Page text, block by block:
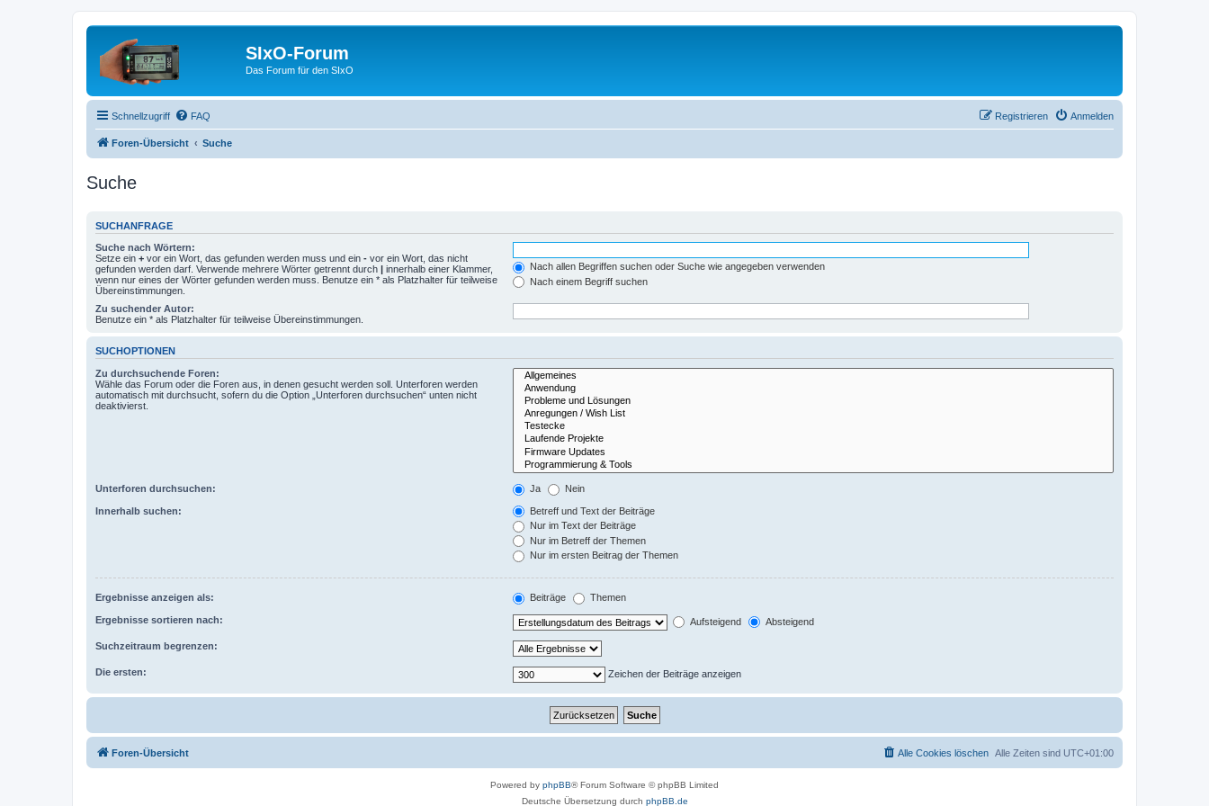
SIxO-Forum
Das Forum für den SIxO
Schnellzugriff FAQ Anmelden
Registrieren
Foren-Übersicht Suche
Suche
SUCHANFRAGE
Suche nach Wörtern:
Setze ein + vor ein Wort, das gefunden werden muss und ein - vor ein Wort, das nicht
gefunden werden darf. Verwende mehrere Wörter getrennt durch | innerhalb einer Klammer,
wenn nur eines der Wörter gefunden werden muss. Benutze ein * als Platzhalter für teilweise
Übereinstimmungen.
Nach allen Begriffen suchen oder Suche wie angegeben verwenden
Nach einem Begriff suchen
Zu suchender Autor:
Benutze ein * als Platzhalter für teilweise Übereinstimmungen.
SUCHOPTIONEN
Zu durchsuchende Foren:
Wähle das Forum oder die Foren aus, in denen gesucht werden soll. Unterforen werden
automatisch mit durchsucht, sofern du die Option „Unterforen durchsuchen“ unten nicht
deaktivierst.
Unterforen durchsuchen: Ja Nein
Innerhalb suchen:
Betreff und Text der Beiträge
Nur im Text der Beiträge
Nur im Betreff der Themen
Nur im ersten Beitrag der Themen
Ergebnisse anzeigen als: Beiträge Themen
Ergebnisse sortieren nach: Aufsteigend Absteigend
Suchzeitraum begrenzen:
Die ersten: Zeichen der Beiträge anzeigen
Foren-Übersicht Alle Zeiten sind UTC+01:00
Alle Cookies löschen
Powered by phpBB® Forum Software © phpBB Limited
Deutsche Übersetzung durch phpBB.de